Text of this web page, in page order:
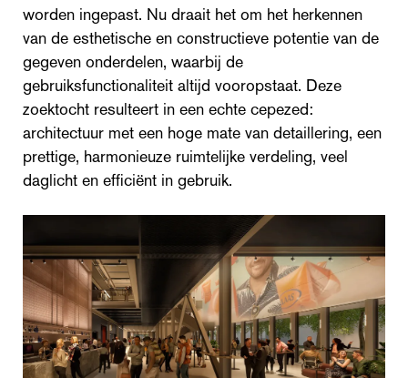
worden ingepast. Nu draait het om het herkennen
van de esthetische en constructieve potentie van de
gegeven onderdelen, waarbij de
gebruiksfunctionaliteit altijd vooropstaat. Deze
zoektocht resulteert in een echte cepezed:
architectuur met een hoge mate van detaillering, een
prettige, harmonieuze ruimtelijke verdeling, veel
daglicht en efficiënt in gebruik.